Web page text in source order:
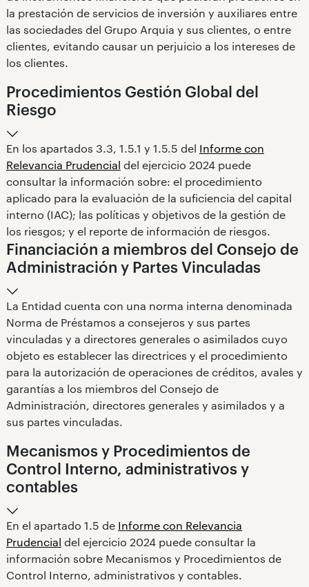
la prestación de servicios de inversión y auxiliares entre
las sociedades del Grupo Arquia y sus clientes, o entre
clientes, evitando causar un perjuicio a los intereses de
los clientes.
Procedimientos Gestión Global del
Riesgo
En los apartados 3.3, 1.5.1 y 1.5.5 del Informe con
Relevancia Prudencial del ejercicio 2024 puede
consultar la información sobre: el procedimiento
aplicado para la evaluación de la suficiencia del capital
interno (IAC); las políticas y objetivos de la gestión de
los riesgos; y el reporte de información de riesgos.
Financiación a miembros del Consejo de
Administración y Partes Vinculadas
La Entidad cuenta con una norma interna denominada
Norma de Préstamos a consejeros y sus partes
vinculadas y a directores generales o asimilados cuyo
objeto es establecer las directrices y el procedimiento
para la autorización de operaciones de créditos, avales y
garantías a los miembros del Consejo de
Administración, directores generales y asimilados y a
sus partes vinculadas.
Mecanismos y Procedimientos de
Control Interno, administrativos y
contables
En el apartado 1.5 de Informe con Relevancia
Prudencial del ejercicio 2024 puede consultar la
información sobre Mecanismos y Procedimientos de
Control Interno, administrativos y contables.